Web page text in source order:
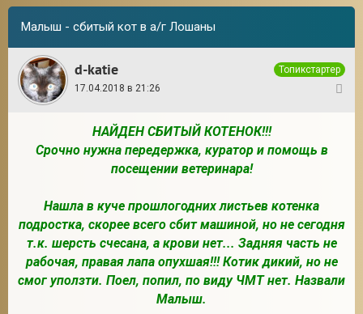
Малыш - сбитый кот в а/г Лошаны
d-katie
Топикстартер
17.04.2018 в 21:26
НАЙДЕН СБИТЫЙ КОТЕНОК!!!
Срочно нужна передержка, куратор и помощь в
посещении ветеринара!
Нашла в куче прошлогодних листьев котенка
подростка, скорее всего сбит машиной, но не сегодня
т.к. шерсть счесана, а крови нет... Задняя часть не
рабочая, правая лапа опухшая!!! Котик дикий, но не
смог уползти. Поел, попил, по виду ЧМТ нет. Назвали
Малыш.